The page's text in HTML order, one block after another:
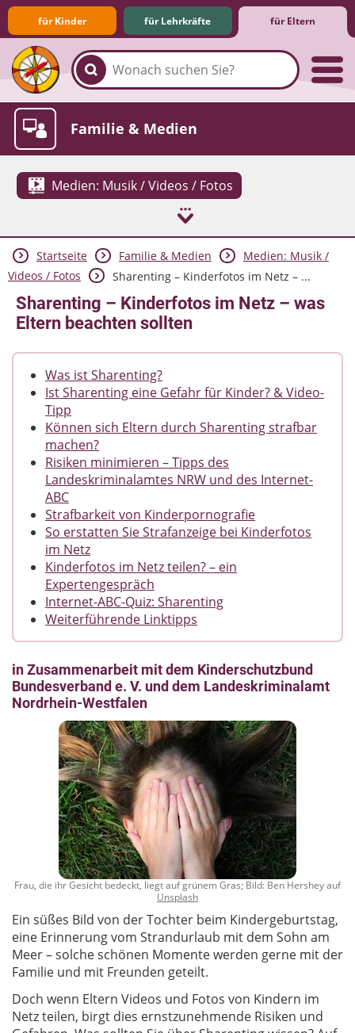
für Kinder für Lehrkräfte für Eltern
Familie & Medien
Medien: Musik / Videos / Fotos
Spieletipps & Lernsoftware
Die Jüngsten im Netz
Lexikon
Aktuelles
Startseite Familie & Medien
Medien: Musik /
Videos / Fotos
Sharenting – Kinderfotos im Netz – ...
Sharenting – Kinderfotos im Netz – was
Eltern beachten sollten
Was ist Sharenting?
Ist Sharenting eine Gefahr für Kinder? & Video-
Tipp
Können sich Eltern durch Sharenting strafbar
machen?
Risiken minimieren – Tipps des
Landeskriminalamtes NRW und des Internet-
ABC
Strafbarkeit von Kinderpornografie
So erstatten Sie Strafanzeige bei Kinderfotos
im Netz
Kinderfotos im Netz teilen? – ein
Expertengespräch
Internet-ABC-Quiz: Sharenting
Weiterführende Linktipps
in Zusammenarbeit mit dem Kinderschutzbund
Bundesverband e. V. und dem Landeskriminalamt
Nordrhein-Westfalen
Frau, die ihr Gesicht bedeckt, liegt auf grünem Gras; Bild: Ben Hershey auf
Unsplash
Ein süßes Bild von der Tochter beim Kindergeburtstag,
eine Erinnerung vom Strandurlaub mit dem Sohn am
Meer – solche schönen Momente werden gerne mit der
Familie und mit Freunden geteilt.
Doch wenn Eltern Videos und Fotos von Kindern im
Netz teilen, birgt dies ernstzunehmende Risiken und